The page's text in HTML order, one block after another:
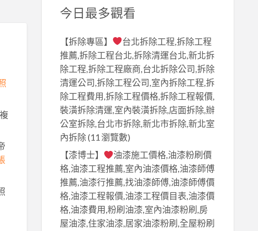
今日最多觀看
【拆除專區】
台北拆除工程,拆除工程
推薦,拆除工程台北,拆除清運台北,新北拆
除工程,拆除工程廠商,台北拆除公司,拆除
清運公司,拆除工程公司,室內拆除工程,拆
除工程費用,拆除工程價格,拆除工程報價,
裝潢拆除清運,室內裝潢拆除,店面拆除,辦
公室拆除,台北市拆除,新北市拆除,新北室
內拆除(11 瀏覽數)
【漆博士】
油漆施工價格,油漆粉刷價
格,油漆工程推薦,室內油漆價格,油漆師傅
推薦,油漆行推薦,找油漆師傅,油漆師傅價
格,油漆工程報價,油漆工程價目表,油漆價
格,油漆費用,粉刷油漆,室內油漆粉刷,房
屋油漆,住家油漆,居家油漆粉刷,全屋粉刷